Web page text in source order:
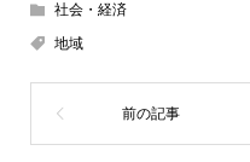
社会・経済
地域